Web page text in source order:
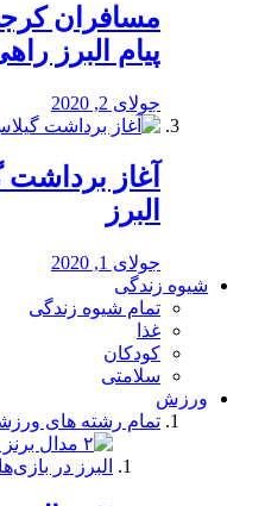
مسافران
پیام البرز
جولای 2, 2020
آغاز
البرز
جولای 1, 2020
شیوه زندگی
تمام شیوه زندگی
غذا
کودکان
سلامتی
ورزش
تمام رشته های